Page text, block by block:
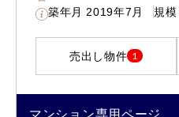
築年月 2019年7月 規模
売出し物件 1
マンション専用ページ